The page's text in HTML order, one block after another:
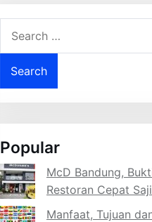
for:
Popular
McD Bandung,
Restoran Cepat Saji
Manfaat, Tujuan